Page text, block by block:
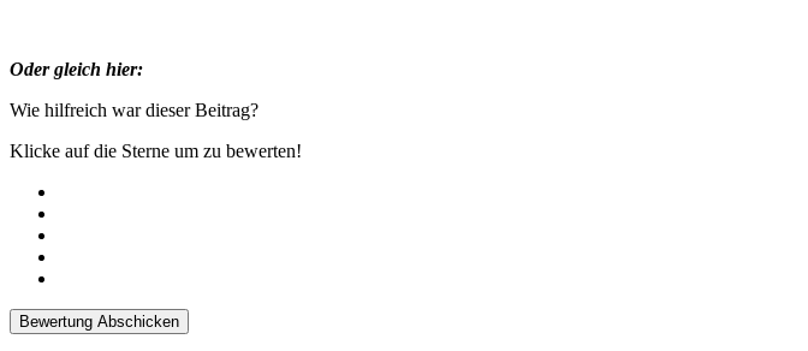
Oder gle­ich hier:
Wie hil­fre­ich war dieser Beitrag?
Klicke auf die Sterne um zu bewerten!
Bewertung Abschicken